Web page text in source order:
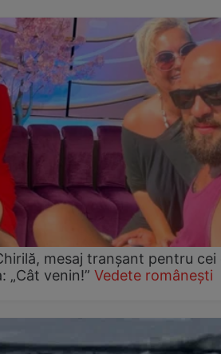
mesaj tranșant pentru cei
„Cât venin!” Vedete românești